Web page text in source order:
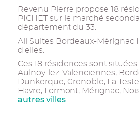
Revenu Pierre propose 18
PICHET sur le marché
département du 33.
All Suites Bordeaux-
d'elles.
Ces 18 résidences sont situées
Aulnoy-lez-Valenciennes,
Dunkerque, Grenoble, La
Havre, Lormont, Mérignac,
autres villes